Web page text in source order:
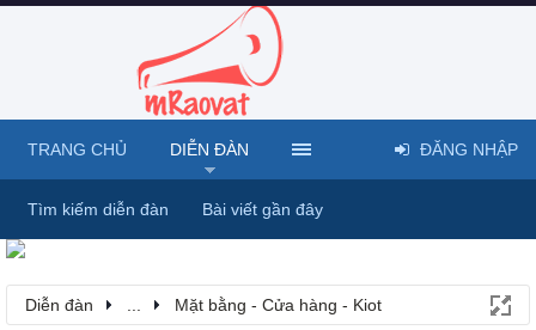
Diễn đàn Mặt bằng - Cửa hàng - Kiot
TRANG CHỦ DIỄN ĐÀN
Tìm kiếm diễn đàn Bài viết gần đây
ĐĂNG NHẬP